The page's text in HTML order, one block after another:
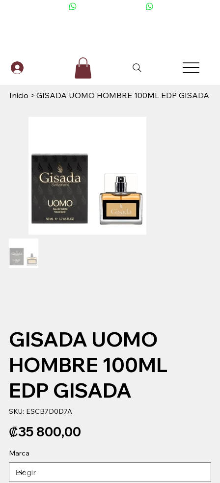
Inicio > GISADA UOMO HOMBRE 100ML EDP GISADA
GISADA UOMO
HOMBRE 100ML
EDP GISADA
SKU: SKU
ESCB7D0D7A
ESCB7D0D7A
Precio
₡35 800,00
Marca